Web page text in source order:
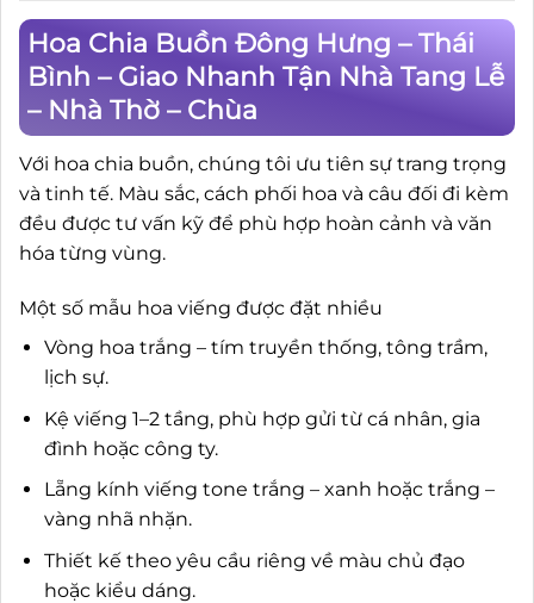
Hoa Chia Buồn Đông Hưng – Thái
Bình – Giao Nhanh Tận Nhà Tang Lễ
– Nhà Thờ – Chùa
Với hoa chia buồn, chúng tôi ưu tiên sự trang trọng
và tinh tế. Màu sắc, cách phối hoa và câu đối đi kèm
đều được tư vấn kỹ để phù hợp hoàn cảnh và văn
hóa từng vùng.
Một số mẫu hoa viếng được đặt nhiều
Vòng hoa trắng – tím truyền thống, tông trầm,
lịch sự.
Kệ viếng 1–2 tầng, phù hợp gửi từ cá nhân, gia
đình hoặc công ty.
Lẵng kính viếng tone trắng – xanh hoặc trắng –
vàng nhã nhặn.
Thiết kế theo yêu cầu riêng về màu chủ đạo
hoặc kiểu dáng.